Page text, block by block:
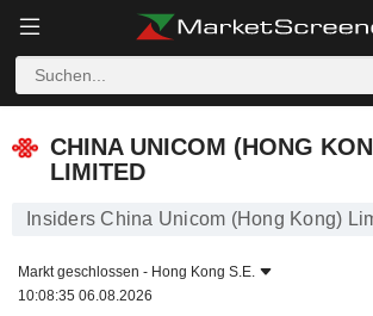
CHINA UNICOM (HONG
LIMITED
Insiders China Unicom (Hong Kong)
Markt geschlossen - Hong Kong S.E.
10:08:35 06.08.2026